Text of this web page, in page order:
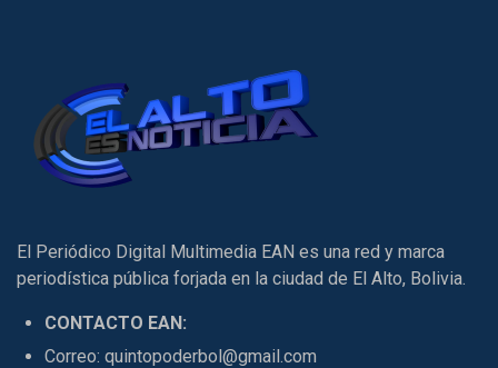
El Periódico Digital Multimedia EAN es una red y marca
periodística pública forjada en la ciudad de El Alto, Bolivia.
CONTACTO EAN:
Correo: quintopoderbol@gmail.com